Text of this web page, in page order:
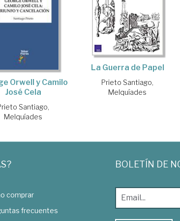
Orwell y Camilo
José Cela
Santiago,
Melquíades
La Guerra de Papel
Prieto Santiago,
Melquíades
comprar
frecuentes
BOLETÍN DE